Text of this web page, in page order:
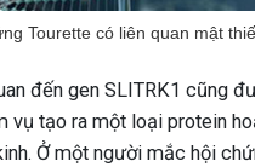
Tourette có liên quan mật
đến gen SLITRK1 cũng
vụ tạo ra một loại protein
Ở một người mắc hội